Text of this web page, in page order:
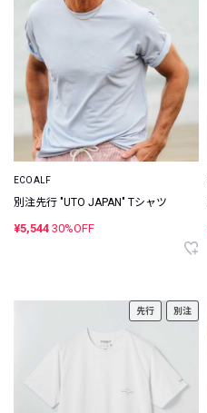
ECOALF
別注先行 "UTO JAPAN" Tシャツ
¥5,544 30%OFF
先行 別注